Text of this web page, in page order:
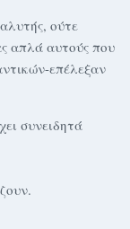
ούτε
απλά αυτούς που
επέλεξαν
συνειδητά